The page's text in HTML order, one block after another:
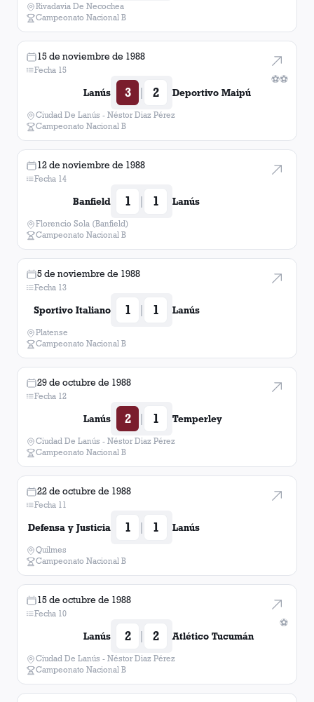
Rivadavia De Necochea
Campeonato Nacional B
⚽⚽
15 de noviembre de 1988
Fecha 15
Lanús 3 | 2 Deportivo Maipú
Ciudad De Lanús - Néstor Diaz Pérez
Campeonato Nacional B
12 de noviembre de 1988
Fecha 14
Banfield 1 | 1 Lanús
Florencio Sola (Banfield)
Campeonato Nacional B
5 de noviembre de 1988
Fecha 13
Sportivo Italiano 1 | 1 Lanús
Platense
Campeonato Nacional B
29 de octubre de 1988
Fecha 12
Lanús 2 | 1 Temperley
Ciudad De Lanús - Néstor Diaz Pérez
Campeonato Nacional B
22 de octubre de 1988
Fecha 11
Defensa y Justicia 1 | 1 Lanús
Quilmes
Campeonato Nacional B
⚽
15 de octubre de 1988
Fecha 10
Lanús 2 | 2 Atlético Tucumán
Ciudad De Lanús - Néstor Diaz Pérez
Campeonato Nacional B